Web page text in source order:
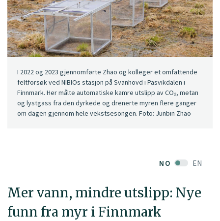
NO EN
Mer vann, mindre utslipp: Nye
funn fra myr i Finnmark
I 2022 og 2023 gjennomførte Zhao og kolleger et omfattende
feltforsøk ved NIBIOs stasjon på Svanhovd i Pasvikdalen i
Finnmark. Her målte automatiske kamre utslipp av CO₂, metan
og lystgass fra den dyrkede og drenerte myren flere ganger
om dagen gjennom hele vekstsesongen. Foto: Junbin Zhao